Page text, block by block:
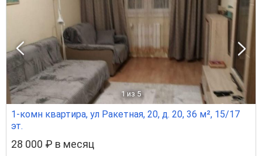
1 из 5
1-комн квартира, ул Ракетная, 20, д. 20, 36 м², 15/17
эт.
28 000 ₽ в месяц